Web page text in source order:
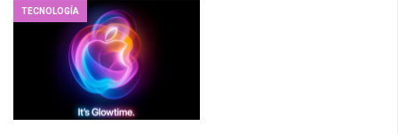
TECNOLOGÍA